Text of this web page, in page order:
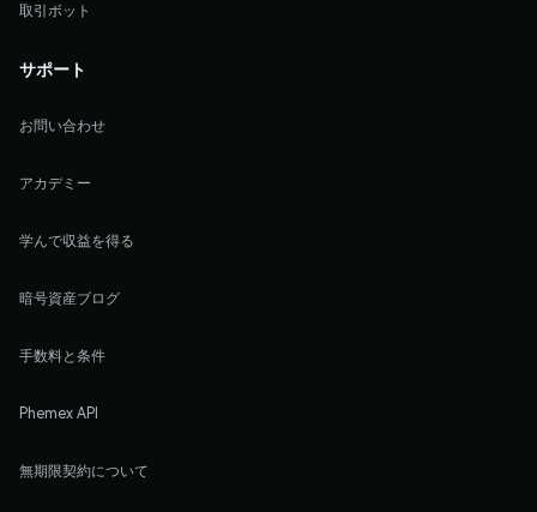
取引ボット
サポート
お問い合わせ
アカデミー
学んで収益を得る
暗号資産ブログ
手数料と条件
Phemex API
無期限契約について